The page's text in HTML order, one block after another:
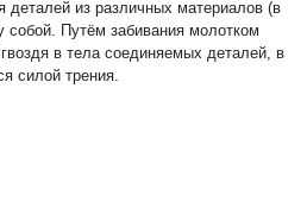
деталей из различных материалов (в
Путём забивания молотком
в тела соединяемых деталей, в
силой трения.